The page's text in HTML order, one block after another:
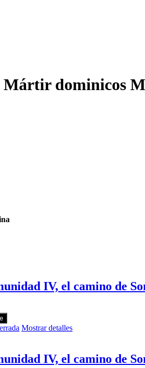
Mártir dominicos
IV, el camino de
Mostrar detalles
IV, el camino de